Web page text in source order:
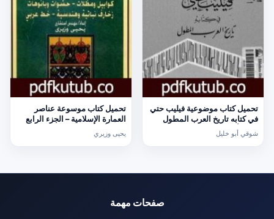
تحميل كتاب موضوعية فيليب حتي
في كتابه تاريخ العرب المطول
PDF تأليف شوقي أبو خليل مجانا
[كامل]
شوقي أبو خليل
تحميل كتاب موسوعة عناصر
العمارة الإسلامية – الجزء الرابع
[كامل]
يحيى وزيري
صفحات مهمة